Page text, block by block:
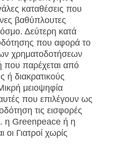
καταθέσεις που
βαθύπλουτες
Δεύτερη κατά
που αφορά το
χρηματοδοτήσεων
που παρέχεται από
ή διακρατικούς
μειοψηφία
που επιλέγουν ως
τις εισφορές
η Greenpeace ή η
οι Γιατροί χωρίς